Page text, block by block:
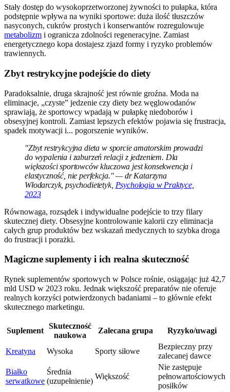
Stały dostęp do wysokoprzetworzonej żywności to pułapka, która
podstępnie wpływa na wyniki sportowe: duża ilość tłuszczów
nasyconych, cukrów prostych i konserwantów rozregulowuje
metabolizm i ogranicza zdolności regeneracyjne. Zamiast
energetycznego kopa dostajesz zjazd formy i ryzyko problemów
trawiennych.
Zbyt restrykcyjne podejście do diety
Paradoksalnie, druga skrajność jest równie groźna. Moda na
eliminacje, „czyste” jedzenie czy diety bez węglowodanów
sprawiają, że sportowcy wpadają w pułapkę niedoborów i
obsesyjnej kontroli. Zamiast lepszych efektów pojawia się frustracja,
spadek motywacji i... pogorszenie wyników.
"Zbyt restrykcyjna dieta w sporcie amatorskim prowadzi
do wypalenia i zaburzeń relacji z jedzeniem. Dla
większości sportowców kluczowa jest konsekwencja i
elastyczność, nie perfekcja." — dr Katarzyna
Włodarczyk, psychodietetyk, Psychologia w Praktyce,
2023
Równowaga, rozsądek i indywidualne podejście to trzy filary
skutecznej diety. Obsesyjne kontrolowanie kalorii czy eliminacja
całych grup produktów bez wskazań medycznych to szybka droga
do frustracji i porażki.
Magiczne suplementy i ich realna skuteczność
Rynek suplementów sportowych w Polsce rośnie, osiągając już 42,7
mld USD w 2023 roku. Jednak większość preparatów nie oferuje
realnych korzyści potwierdzonych badaniami – to głównie efekt
skutecznego marketingu.
Suplement
Skuteczność
naukowa
Zalecana grupa Ryzyko/uwagi
Kreatyna Wysoka Sporty siłowe
Bezpieczny przy
zalecanej dawce
Białko
serwatkowe
Średnia
(uzupełnienie)
Większość
Nie zastępuje
pełnowartościowych
posiłków